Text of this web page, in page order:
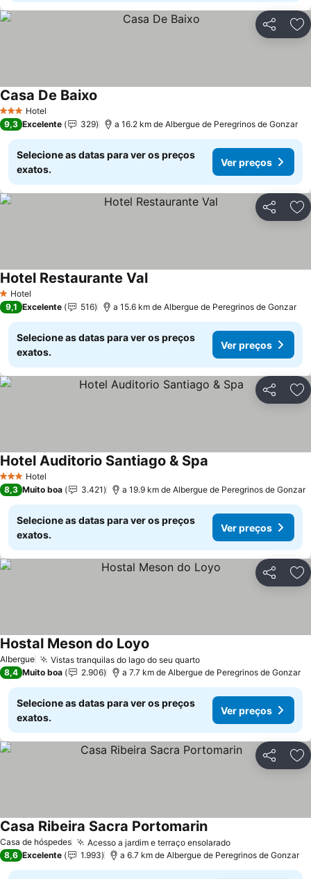
Partilhar
3 EstrelasHotel
Casa De Baixo
9,3 Excelente 329 a 16.2 km de Albergue de Peregrinos de Gonzar
Selecione as datas para ver os preços
exatos.
Ver preços
Partilhar
1 Estrelas
Hotel
Hotel Restaurante ValVer preços
9,1 Excelente 516 a 15.6 km de Albergue de Peregrinos de Gonzar
Selecione as datas para ver os preços
exatos.
Ver preços
Partilhar
3 EstrelasHotel
Hotel Auditorio Santiago & Spa
8,3 Muito boa 3.421 a 19.9 km de Albergue de Peregrinos de Gonzar
Selecione as datas para ver os preços
exatos.
Ver preços
Partilhar
Albergue Vistas tranquilas do lago do seu quartoVer preços
Hostal Meson do Loyo
8,4 Muito boa 2.906 a 7.7 km de Albergue de Peregrinos de Gonzar
Selecione as datas para ver os preços
exatos.
Ver preços
Partilhar
Casa de hóspedes Acesso a jardim e terraço ensolaradoVer preços
Casa Ribeira Sacra PortomarinVer preços
8,6 Excelente 1.993 a 6.7 km de Albergue de Peregrinos de Gonzar